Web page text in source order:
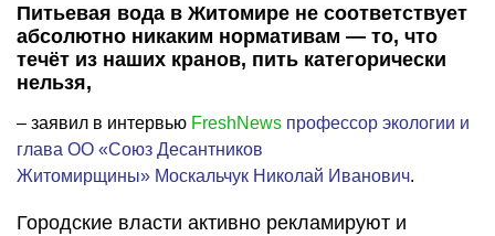
Питьевая вода в Житомире не соответствует
абсолютно никаким нормативам — то, что
течёт из наших кранов, пить категорически
нельзя,
– заявил в интервью FreshNews профессор экологии и
глава ОО «Союз Десантников
Житомирщины» Москальчук Николай Иванович.
Городские власти активно рекламируют и